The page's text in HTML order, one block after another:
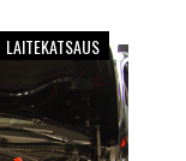
LAITEKATSAUS